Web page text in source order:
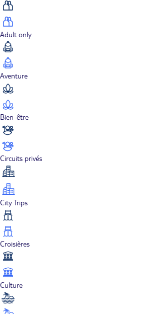
Adult only
Aventure
Bien-être
Circuits privés
City Trips
Croisières
Culture